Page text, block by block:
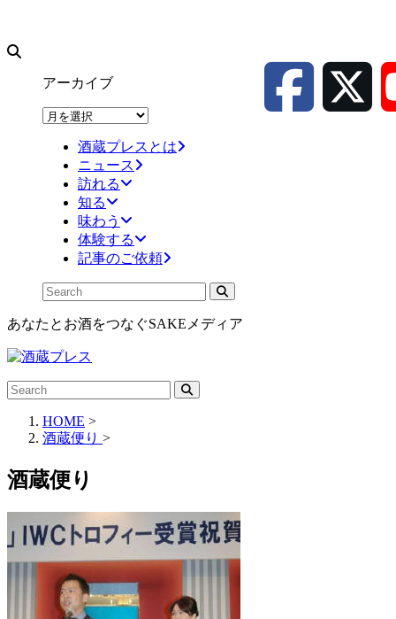
アーカイブ
ア
酒蔵プレスとは
ニュース
訪れる
知る
味わう
体験する
記事のご依頼
あなたとお酒をつなぐSAKEメディア
HOME >
酒蔵便り >
酒蔵便り